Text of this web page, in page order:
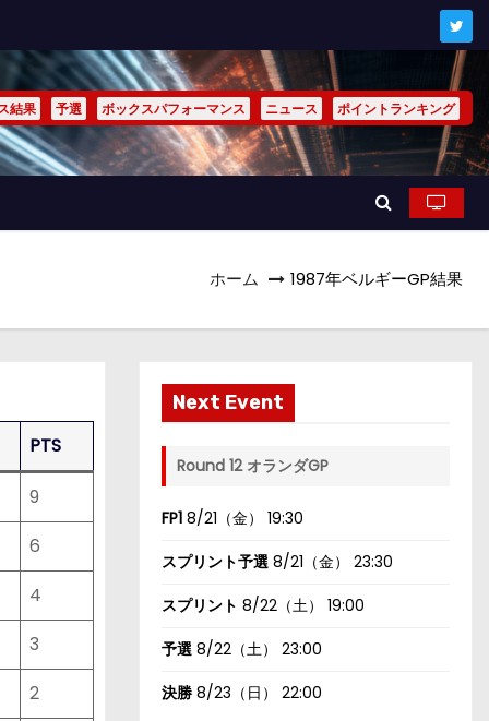
結果 予選 ボックスパフォーマンス ニュース ポイントランキング
ホーム 1987年ベルギーGP結果
PTS
9
6
4
3
2
Next Event
Round 12 オランダGP
FP1 8/21（金） 19:30
スプリント予選 8/21（金） 23:30
スプリント 8/22（土） 19:00
予選 8/22（土） 23:00
決勝 8/23（日） 22:00